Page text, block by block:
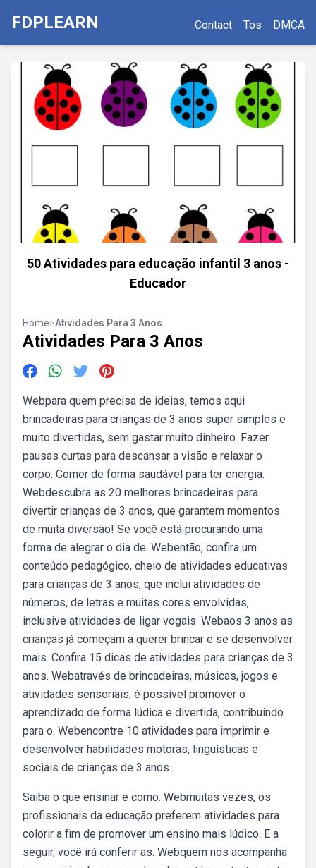
FDPLEARN Contact Tos DMCA
50 Atividades para educação infantil 3 anos -
Educador
Home>Atividades Para 3 Anos
Atividades Para 3 Anos
Webpara quem precisa de ideias, temos aqui
brincadeiras para crianças de 3 anos super simples e
muito divertidas, sem gastar muito dinheiro. Fazer
pausas curtas para descansar a visão e relaxar o
corpo. Comer de forma saudável para ter energia.
Webdescubra as 20 melhores brincadeiras para
divertir crianças de 3 anos, que garantem momentos
de muita diversão! Se você está procurando uma
forma de alegrar o dia de. Webentão, confira um
conteúdo pedagógico, cheio de atividades educativas
para crianças de 3 anos, que inclui atividades de
números, de letras e muitas cores envolvidas,
inclusive atividades de ligar vogais. Webaos 3 anos as
crianças já começam a querer brincar e se desenvolver
mais. Confira 15 dicas de atividades para crianças de 3
anos. Webatravés de brincadeiras, músicas, jogos e
atividades sensoriais, é possível promover o
aprendizado de forma lúdica e divertida, contribuindo
para o. Webencontre 10 atividades para imprimir e
desenvolver habilidades motoras, linguísticas e
sociais de crianças de 3 anos.
Saiba o que ensinar e como. Webmuitas vezes, os
profissionais da educação preferem atividades para
colorir a fim de promover um ensino mais lúdico. E a
seguir, você irá conferir as. Webquem nos acompanha